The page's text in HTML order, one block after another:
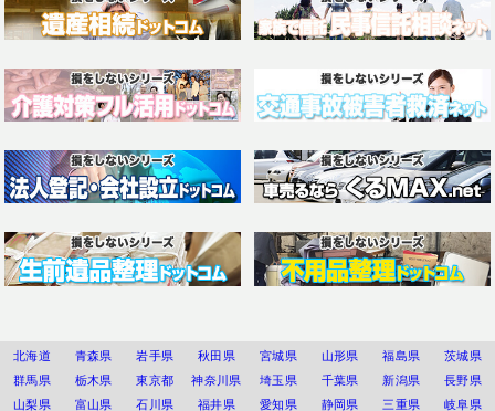
北海道 青森県 岩手県 秋田県 宮城県 山形県 福島県
茨城県
群馬県
栃木県 東京都 神奈川県 埼玉県 千葉県 新潟県
長野県
山梨県
富山県 石川県 福井県 愛知県 静岡県 三重県 岐阜県